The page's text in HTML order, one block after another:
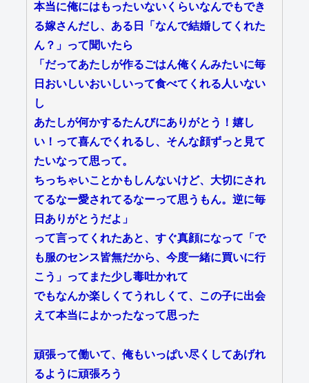
本当に俺にはもったいないくらいなんでもでき
る嫁さんだし、ある日「なんで結婚してくれた
ん？」って聞いたら
「だってあたしが作るごはん俺くんみたいに毎
日おいしいおいしいって食べてくれる人いない
し
あたしが何かするたんびにありがとう！嬉し
い！って喜んでくれるし、そんな顔ずっと見て
たいなって思って。
ちっちゃいことかもしんないけど、大切にされ
てるなー愛されてるなーって思うもん。逆に毎
日ありがとうだよ」
って言ってくれたあと、すぐ真顔になって「で
も服のセンス皆無だから、今度一緒に買いに行
こう」ってまた少し毒吐かれて
でもなんか楽しくてうれしくて、この子に出会
えて本当によかったなって思った
頑張って働いて、俺もいっぱい尽くしてあげれ
るように頑張ろう